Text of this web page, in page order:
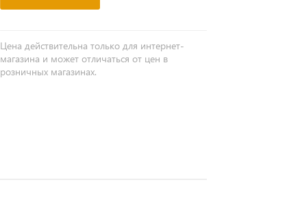
Цена действительна только для интернет-
магазина и может отличаться от цен в
розничных магазинах.